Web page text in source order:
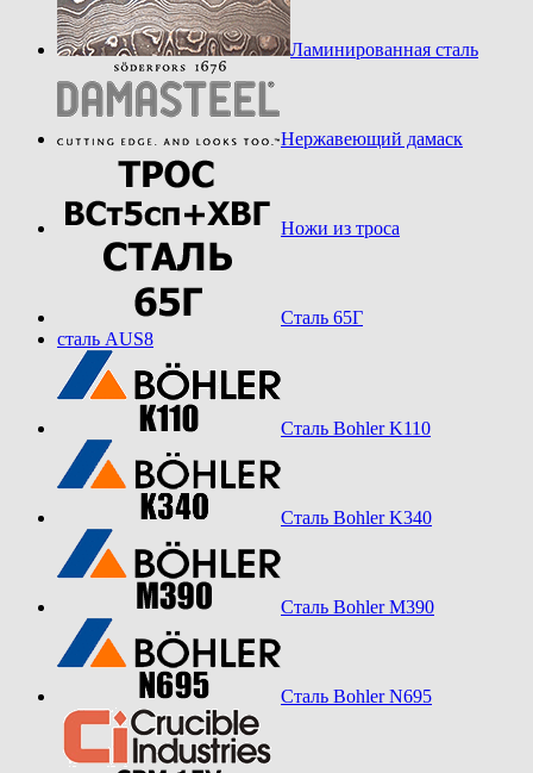
Ламинированная сталь
Нержавеющий дамаск
Ножи из троса
Сталь 65Г
сталь AUS8
Сталь Bohler K110
Сталь Bohler K340
Сталь Bohler M390
Сталь Bohler N695